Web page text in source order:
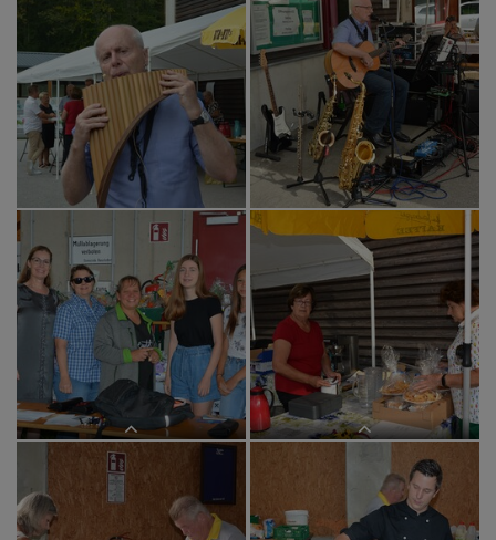
Ein großes Dankeschön an Dr. Paul
Tschuffer!